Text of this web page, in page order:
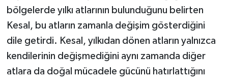
bölgelerde yılkı atlarının bulunduğunu belirten
Kesal, bu atların zamanla değişim gösterdiğini
dile getirdi. Kesal, yılkıdan dönen atların yalnızca
kendilerinin değişmediğini aynı zamanda diğer
atlara da doğal mücadele gücünü hatırlattığını